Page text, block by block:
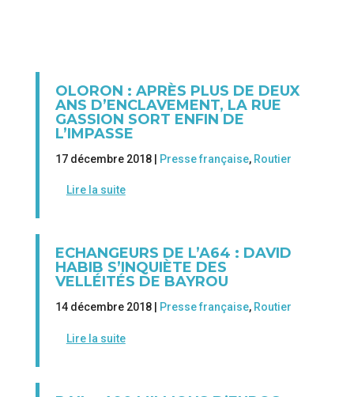
OLORON : APRÈS PLUS DE DEUX
ANS D’ENCLAVEMENT, LA RUE
GASSION SORT ENFIN DE
L’IMPASSE
17 décembre 2018 | Presse française, Routier
Lire la suite
ECHANGEURS DE L’A64 : DAVID
HABIB S’INQUIÈTE DES
VELLÉITÉS DE BAYROU
14 décembre 2018 | Presse française, Routier
Lire la suite